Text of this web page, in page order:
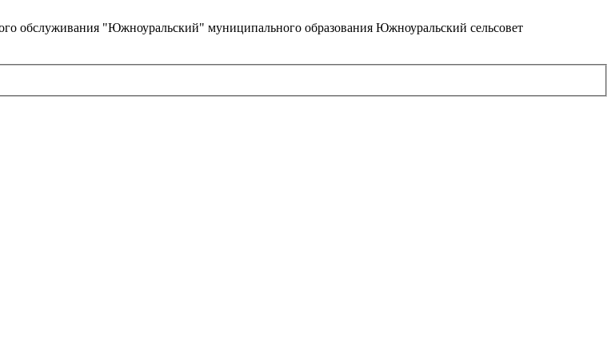
обслуживания "Южноуральский" муниципального образования Южноуральский сельсовет